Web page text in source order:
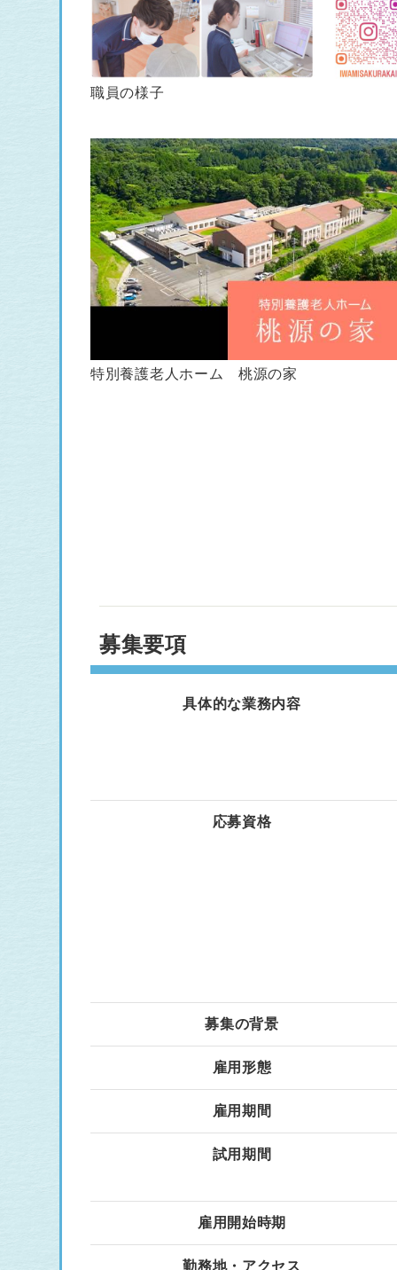
職員の様子
特別養護老人ホーム 桃源の家
募集要項
具体的な業務内容
応募資格
募集の背景
雇用形態
雇用期間
試用期間
雇用開始時期
勤務地・アクセス